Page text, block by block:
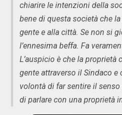
chiarire le intenzioni della
bene di questa società che
gente e alla città. Se non si
l’ennesima beffa. Fa
L’auspicio è che la proprietà
gente attraverso il Sindaco e
volontà di far sentire il
di parlare con una proprietà